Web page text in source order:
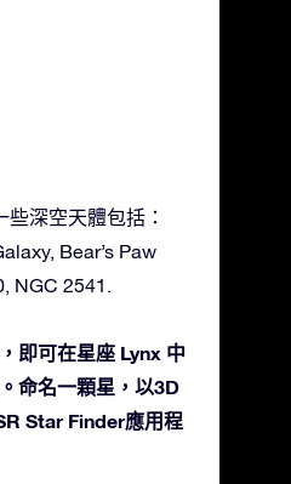
深空天體包括：
Bear’s Paw
NGC 2541.
即可在星座 Lynx 中
命名一顆星，以3D
Star Finder應用程